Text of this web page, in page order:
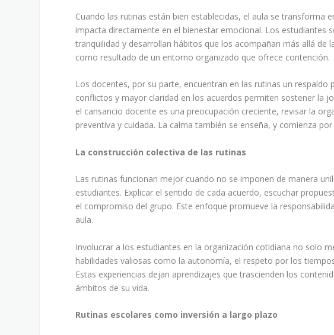
Cuando las rutinas están bien establecidas, el aula se transforma
impacta directamente en el bienestar emocional. Los estudiantes
tranquilidad y desarrollan hábitos que los acompañan más allá de
como resultado de un entorno organizado que ofrece contención.
Los docentes, por su parte, encuentran en las rutinas un
conflictos y mayor claridad en los acuerdos permiten sostener la
el cansancio docente es una preocupación creciente, revisar la
preventiva y cuidada. La calma también se enseña, y comienza
La construcción colectiva de las rutinas
Las rutinas funcionan mejor cuando no se imponen de manera
estudiantes. Explicar el sentido de cada acuerdo, escuchar
el compromiso del grupo. Este enfoque promueve la
aula.
Involucrar a los estudiantes en la organización cotidiana no solo
habilidades valiosas como la autonomía, el respeto por los
Estas experiencias dejan aprendizajes que trascienden los
ámbitos de su vida.
Rutinas escolares como inversión a largo plazo